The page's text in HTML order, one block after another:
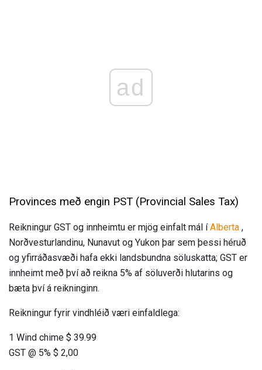
ad
Provinces með engin PST (Provincial Sales Tax)
Reikningur GST og innheimtu er mjög einfalt mál íAlberta ,
Norðvesturlandinu, Nunavut og Yukon þar sem þessi héruð
og yfirráðasvæði hafa ekki landsbundna söluskatta; GST er
innheimt með því að reikna 5% af söluverði hlutarins og
bæta því á reikninginn.
Reikningur fyrir vindhléið væri einfaldlega:
1 Wind chime $ 39.99
GST @ 5% $ 2,00